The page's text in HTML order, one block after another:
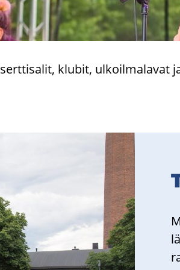
klu­bit, ul­koil­ma­la­vat